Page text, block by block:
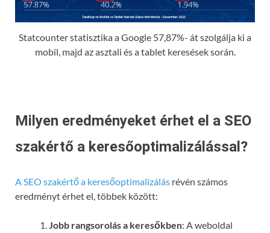
Statcounter statisztika a Google 57,87%- át szolgálja ki a
mobil, majd az asztali és a tablet keresések során.
Milyen eredményeket érhet el a SEO
szakértő a keresőoptimalizálással?
A SEO szakértő a keresőoptimalizálás révén számos
eredményt érhet el, többek között:
Jobb rangsorolás a keresőkben: A weboldal